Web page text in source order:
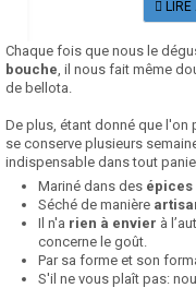
LIRE
Chaque fois que nous le
bouche, il nous fait même
de bellota.
De plus, étant donné que l'on
se conserve plusieurs
indispensable dans tout
Mariné dans des
Séché de manière
Il n'a rien à envier à
concerne le goût.
Par sa forme et son
S'il ne vous plaît pas: